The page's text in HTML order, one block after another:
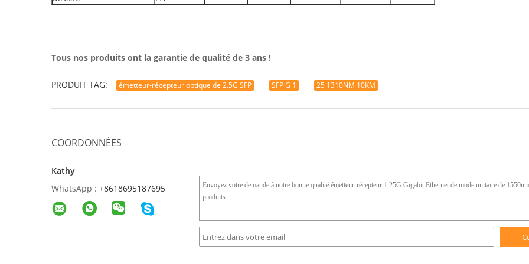
Tous nos produits ont la garantie de qualité de 3 ans !
PRODUIT TAG: émetteur-récepteur optique de 2.5G SFP SFP G 1 25 1310NM 10KM
COORDONNÉES
Kathy
WhatsApp : +8618695187695